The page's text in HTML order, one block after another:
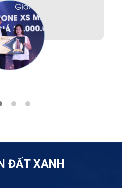
ĐẤT XANH